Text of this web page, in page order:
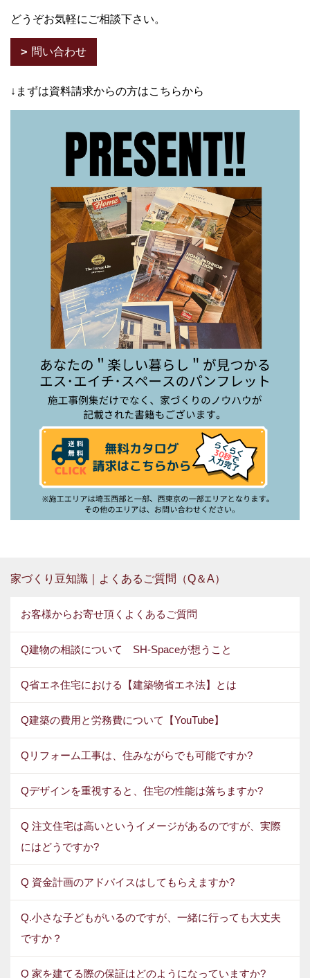
どうぞお気軽にご相談下さい。
問い合わせ
↓まずは資料請求からの方はこちらから
家づくり豆知識｜よくあるご質問（Q＆A）
お客様からお寄せ頂くよくあるご質問
Q建物の相談について SH-Spaceが想うこと
Q省エネ住宅における【建築物省エネ法】とは
Q建築の費用と労務費について【YouTube】
Qリフォーム工事は、住みながらでも可能ですか?
Qデザインを重視すると、住宅の性能は落ちますか?
Q 注文住宅は高いというイメージがあるのですが、実際
にはどうですか?
Q 資金計画のアドバイスはしてもらえますか?
Q.小さな子どもがいるのですが、一緒に行っても大丈夫
ですか？
Q 家を建てる際の保証はどのようになっていますか?